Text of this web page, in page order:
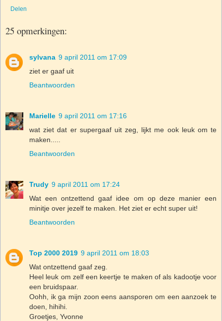
Delen
25 opmerkingen:
sylvana 9 april 2011 om 17:09
ziet er gaaf uit
Beantwoorden
Marielle 9 april 2011 om 17:16
wat ziet dat er supergaaf uit zeg, lijkt me ook leuk om te
maken.....
Beantwoorden
Trudy 9 april 2011 om 17:24
Wat een ontzettend gaaf idee om op deze manier een
minitje over jezelf te maken. Het ziet er echt super uit!
Beantwoorden
Top 2000 2019 9 april 2011 om 18:03
Wat ontzettend gaaf zeg.
Heel leuk om zelf een keertje te maken of als kadootje voor
een bruidspaar.
Oohh, ik ga mijn zoon eens aansporen om een aanzoek te
doen, hihihi.
Groetjes, Yvonne